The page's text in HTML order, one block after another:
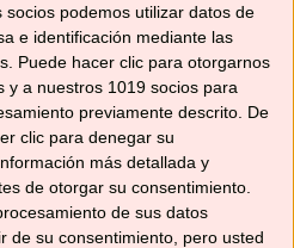
podemos utilizar datos de
e identificación mediante las
Puede hacer clic para otorgarnos
y a nuestros 1019 socios para
previamente descrito. De
clic para denegar su
más detallada y
de otorgar su consentimiento.
de sus datos
de su consentimiento, pero usted